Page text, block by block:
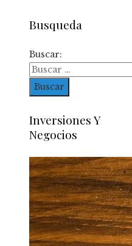
Busqueda
Buscar:
Inversiones Y
Negocios